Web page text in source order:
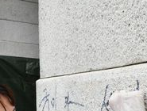
로 승리…정청래
승리…정청래
, 대구 정청래 승리
석 47.37%·정청래
래 47.82%·김민석